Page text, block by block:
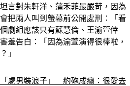
言對朱軒洋、蒲禾菲最嚴苛，因為
把兩人叫到螢幕前公開處刑：「看
劇組應該只有蘇慧倫、王渝萱倖
羞告白：「因為渝萱演得很棒啦，
」
處男裝浪子」　約砲成癮：很愛去